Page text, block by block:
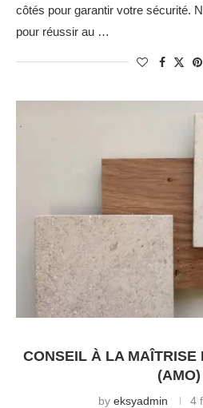
côtés pour garantir votre sécurité.
pour réussir au …
CONSEIL À LA MAÎTRISE
(AMO)
by eksyadmin 4